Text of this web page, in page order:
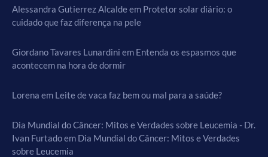
Alessandra Gutierrez Alcaldeem Protetor solar diário: o
cuidado que faz diferença na pele
Giordano Tavares Lunardini em Entenda os espasmos que
acontecem na hora de dormir
Lorena em Leite de vaca faz bem ou mal para a saúde?
Dia Mundial do Câncer: Mitos e Verdades sobre Leucemia - Dr.
Ivan Furtadoem Dia Mundial do Câncer: Mitos e Verdades
sobre Leucemia